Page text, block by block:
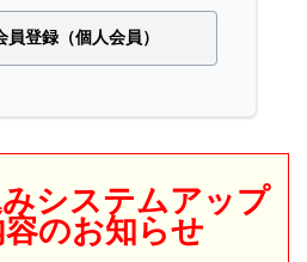
員登録（個人会員）
みシステムアップ
のお知らせ